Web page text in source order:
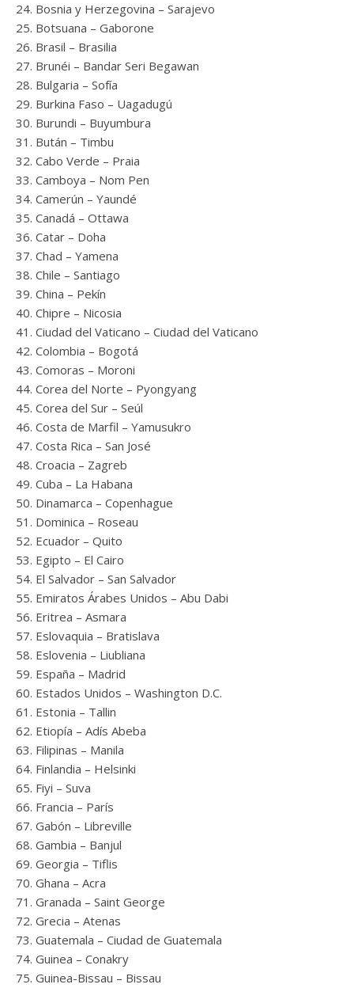
Bosnia y Herzegovina – Sarajevo
Botsuana – Gaborone
Brasil – Brasilia
Brunéi – Bandar Seri Begawan
Bulgaria – Sofía
Burkina Faso – Uagadugú
Burundi – Buyumbura
Bután – Timbu
Cabo Verde – Praia
Camboya – Nom Pen
Camerún – Yaundé
Canadá – Ottawa
Catar – Doha
Chad – Yamena
Chile – Santiago
China – Pekín
Chipre – Nicosia
Ciudad del Vaticano – Ciudad del Vaticano
Colombia – Bogotá
Comoras – Moroni
Corea del Norte – Pyongyang
Corea del Sur – Seúl
Costa de Marfil – Yamusukro
Costa Rica – San José
Croacia – Zagreb
Cuba – La Habana
Dinamarca – Copenhague
Dominica – Roseau
Ecuador – Quito
Egipto – El Cairo
El Salvador – San Salvador
Emiratos Árabes Unidos – Abu Dabi
Eritrea – Asmara
Eslovaquia – Bratislava
Eslovenia – Liubliana
España – Madrid
Estados Unidos – Washington D.C.
Estonia – Tallin
Etiopía – Adís Abeba
Filipinas – Manila
Finlandia – Helsinki
Fiyi – Suva
Francia – París
Gabón – Libreville
Gambia – Banjul
Georgia – Tiflis
Ghana – Acra
Granada – Saint George
Grecia – Atenas
Guatemala – Ciudad de Guatemala
Guinea – Conakry
Guinea-Bissau – Bissau